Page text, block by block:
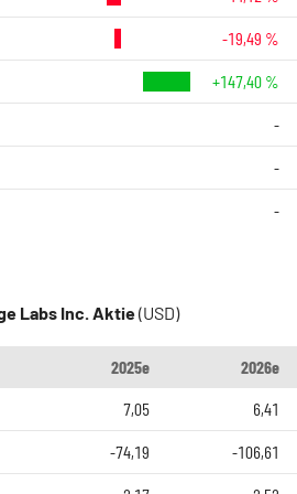
-19,49 %
+147,40 %
-
-
-
Labs Inc. Aktie(USD)
2025e
2026e
7,05 6,41
-74,19 -106,61